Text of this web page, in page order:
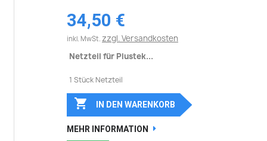
34,50 €
inkl. MwSt. zzgl. Versandkosten
Netzteil für Plustek...
1 Stück Netzteil
 IN DEN WARENKORB
MEHR INFORMATION